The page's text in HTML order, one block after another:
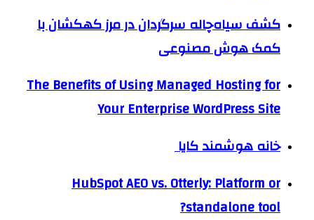
کشف سیاه‌چاله سرگردان در مرز کهکشان با
کمک هوش مصنوعی
The Benefits of Using Managed Hosting for
Your Enterprise WordPress Site
خانه هوشمند کایا
HubSpot AEO vs. Otterly: Platform or
standalone tool?